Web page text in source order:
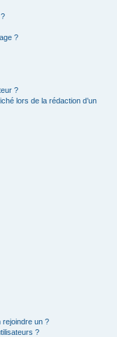
?
?
lors de la rédaction d’un
rejoindre un ?
?